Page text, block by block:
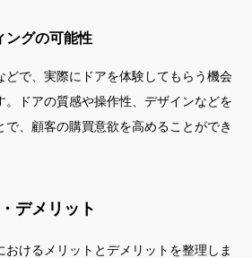
ングの可能性
どで、実際にドアを体験してもらう機会
。ドアの質感や操作性、デザインなどを
、顧客の購買意欲を高めることができ
デメリット
おけるメリットとデメリットを整理しま